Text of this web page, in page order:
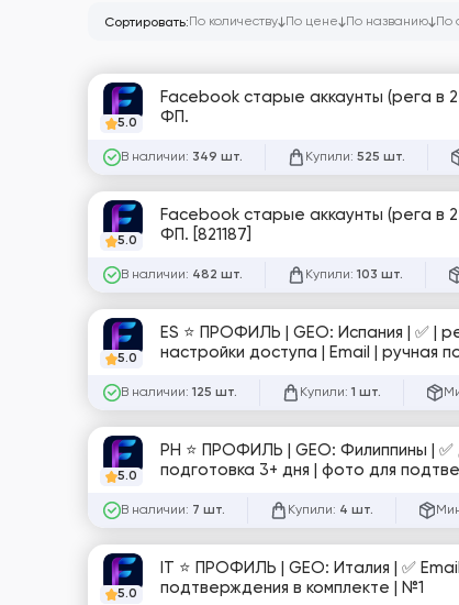
Сортировать:По количеству По цене По названию По
5.0
Facebook старые аккаунты (рега в
ФП.
В наличии: 349 шт. Купили: 525 шт.
5.0
Facebook старые аккаунты (рега в
ФП. [821187]
В наличии: 482 шт. Купили: 103 шт.
5.0
ES ⭐️ ПРОФИЛЬ | GEO: Испания | ✅ |
настройки доступа | Email | ручная
В наличии: 125 шт. Купили: 1 шт.
5.0
PH ⭐️ ПРОФИЛЬ | GEO: Филиппины | ✅ друзья 0–15 | регистрация по номеру | частично заполнен | ручная
подготовка 3+ дня |
В наличии: 7 шт. Купили: 4 шт.
5.0
IT ⭐️ ПРОФИЛЬ | GEO: Италия | ✅ Email (firstmail) | частично заполнен | ручная подготовка 3+ дня | фото для
подтверждения в комплекте | №1